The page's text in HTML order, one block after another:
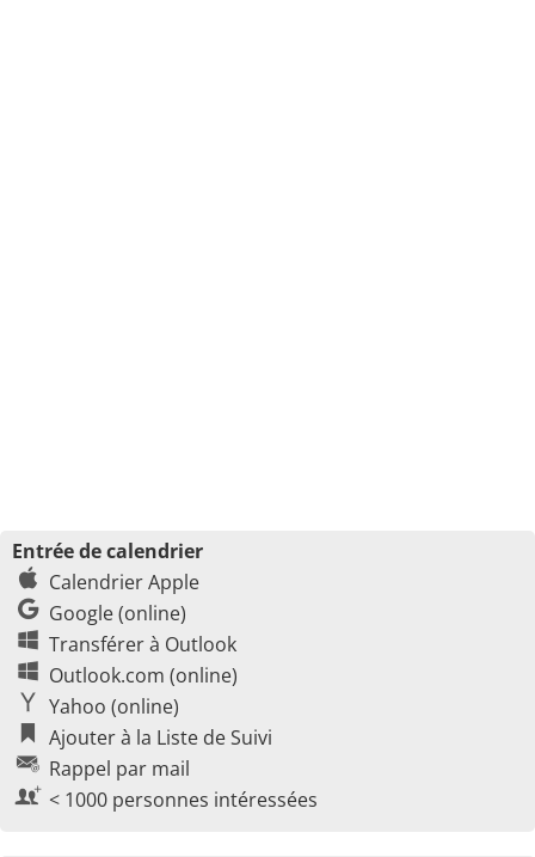
Entrée de calendrier
Calendrier Apple
Google (online)
Transférer à Outlook
Outlook.com (online)
Yahoo (online)
Ajouter à la Liste de Suivi
Rappel par mail
< 1000 personnes intéressées